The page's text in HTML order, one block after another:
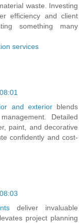
waste. Investing
efficiency and client
something many
services
and exteriorblends
Detailed
paint, and decorative
confidently and cost-
deliver invaluable
project planning